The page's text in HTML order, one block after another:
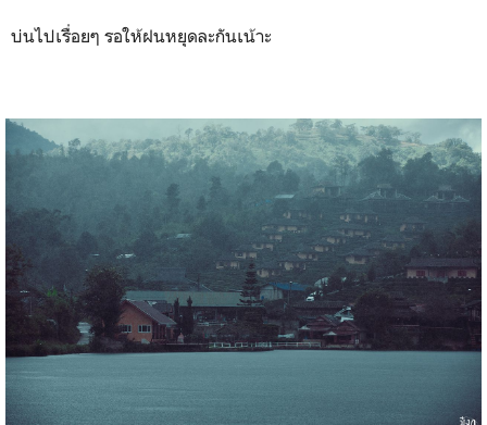
บ่นไปเรื่อยๆ รอให้ฝนหยุดละกันเน้าะ